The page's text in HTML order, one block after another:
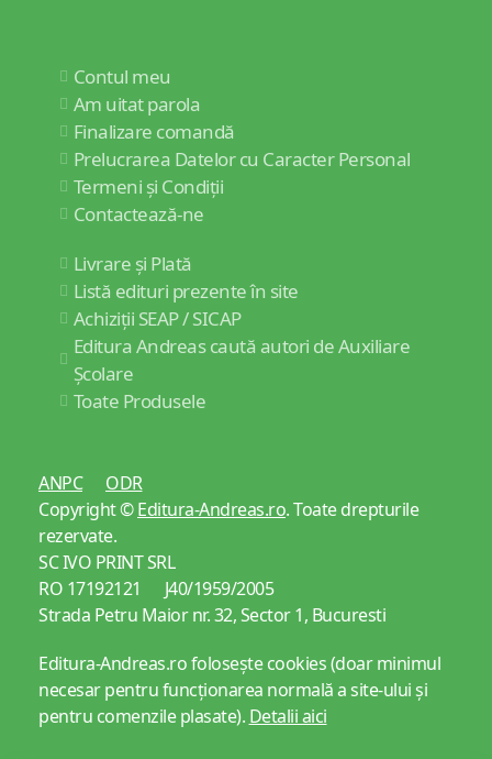
Contul meu
Am uitat parola
Finalizare comandă
Prelucrarea Datelor cu Caracter Personal
Termeni și Condiții
Contactează-ne
Livrare și Plată
Listă edituri prezente în site
Achiziții SEAP / SICAP
Editura Andreas caută autori de Auxiliare
Școlare
Toate Produsele
ANPC
ODR
Copyright ©Editura-Andreas.ro. Toate drepturile
rezervate.
SC IVO PRINT SRL
RO 17192121 J40/1959/2005
Strada Petru Maior nr. 32, Sector 1, Bucuresti
Editura-Andreas.ro folosește cookies (doar minimul
necesar pentru funcționarea normală a site-ului și
pentru comenzile plasate). Detalii aici